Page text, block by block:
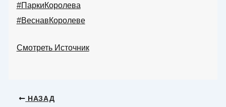
#ПаркиКоролева
#ВеснавКоролеве
Смотреть Источник
НАЗАД